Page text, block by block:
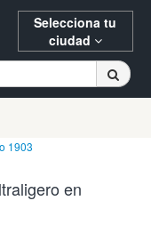
Selecciona tu
ciudad
1903
en